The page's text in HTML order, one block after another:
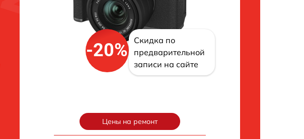
-20%
Скидка по
предварительной
записи на сайте
Цены на ремонт